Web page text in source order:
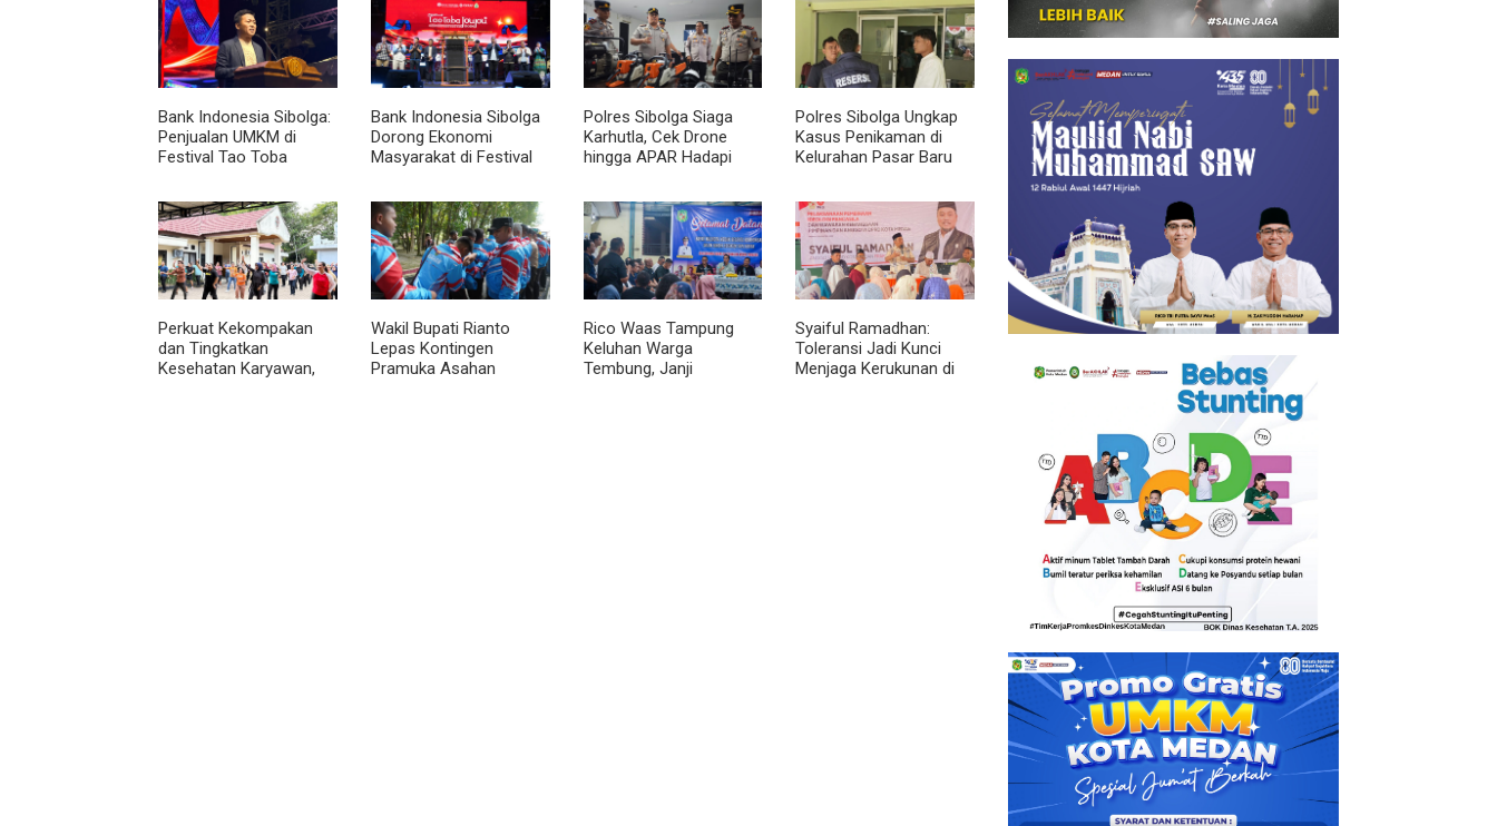
Bank Indonesia Sibolga:
Penjualan UMKM di
Festival Tao Toba
Bank Indonesia Sibolga
Dorong Ekonomi
Masyarakat di Festival
Polres Sibolga Siaga
Karhutla, Cek Drone
hingga APAR Hadapi
Polres Sibolga Ungkap
Kasus Penikaman di
Kelurahan Pasar Baru
Perkuat Kekompakan
dan Tingkatkan
Kesehatan Karyawan,
Wakil Bupati Rianto
Lepas Kontingen
Pramuka Asahan
Rico Waas Tampung
Keluhan Warga
Tembung, Janji
Syaiful Ramadhan:
Toleransi Jadi Kunci
Menjaga Kerukunan di